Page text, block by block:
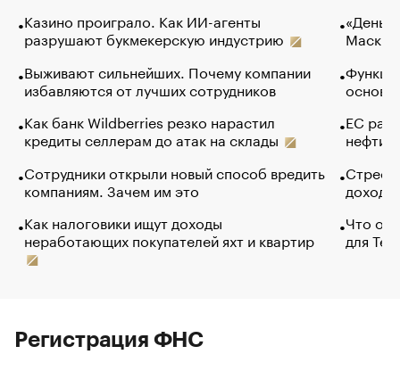
Казино проиграло. Как ИИ-агенты
разрушают букмекерскую индустрию
Выживают сильнейших. Почему компании
избавляются от лучших сотрудников
Как банк Wildberries резко нарастил
кредиты селлерам до атак на склады
Сотрудники открыли новый способ вредить
компаниям. Зачем им это
Как налоговики ищут доходы
неработающих покупателей яхт и квартир
Маск в
основ
ЕС
нефти
Что
для
Регистрация ФНС